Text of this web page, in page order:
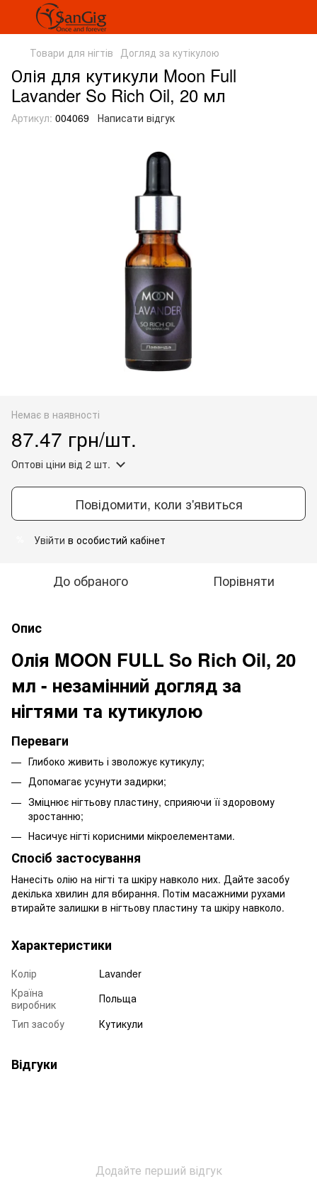
Товари для нігтів Догляд за кутікулою
Олія для кутикули Moon Full
Lavander So Rich Oil, 20 мл
Артикул: 004069 Написати відгук
Немає в наявності
87.47 грн/шт.
Оптові ціни від 2 шт.
Повідомити, коли з'явиться
Увійти в особистий кабінет
До обраного Порівняти
Опис
Олія MOON FULL So Rich Oil, 20
мл - незамінний догляд за
нігтями та кутикулою
Переваги
Глибоко живить і зволожує кутикулу;
Допомагає усунути задирки;
Зміцнює нігтьову пластину, сприяючи її здоровому
зростанню;
Насичує нігті корисними мікроелементами.
Спосіб застосування
Нанесіть олію на нігті та шкіру навколо них. Дайте засобу
декілька хвилин для вбирання. Потім масажними рухами
втирайте залишки в нігтьову пластину та шкіру навколо.
Характеристики
Колір
Lavander
Країна
виробник
Польща
Тип засобу
Кутикули
Відгуки
Додайте перший відгук